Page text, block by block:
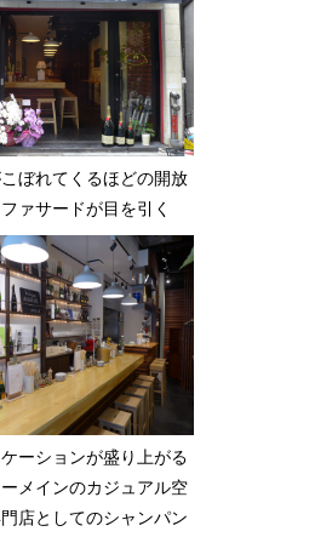
ぼれてくるほどの開放
ァサードが目を引く
ーションが盛り上がる
メインのカジュアル空
店としてのシャンパン